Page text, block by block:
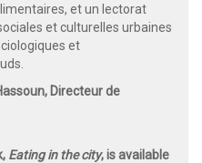
et un lectorat
et culturelles urbaines
et
Directeur de
Eating in the city, is available